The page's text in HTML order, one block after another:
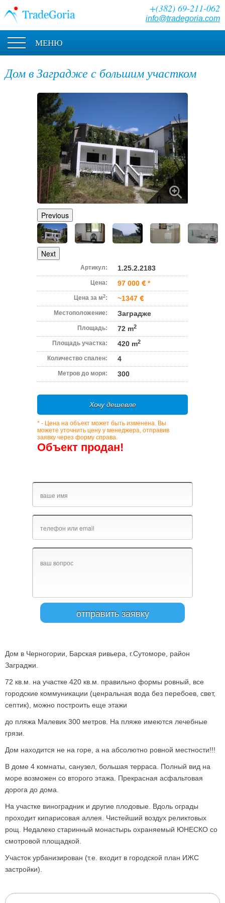
+(382) 69-211-062
info@tradegoria.com
МЕНЮ
Дом в Заградже с большим участком
Previous
Next
Артикул: 1.25.2.2183
Цена: 97 000 *
Цена за м2: ~1347
Местоположение: Заградже
Площадь: 72 m2
Площадь участка: 420 m2
Количество спален: 4
Метров до моря: 300
Хочу дешевле
* - Цена на объект может быть изменена. Вы
можете уточнить цену у менеджера, отправив
заявку через форму справа.
Объект продан!
Дом в Черногории, Барская ривьера, г.Сутоморе, район
Заграджи.
72 кв.м. на участке 420 кв.м. правильно формы ровный, все
городские коммуникации (ценральная вода без перебоев, свет,
септик), можно построить еще этажи
до пляжа Малевик 300 метров. На пляже имеются лечебные
грязи.
Дом находится не на горе, а на абсолютно ровной местности!!!
В доме 4 комнаты, санузел, большая терраса. Полный вид на
море возможен со второго этажа. Прекрасная асфальтовая
дорога до дома.
На участке виноградник и другие плодовые. Вдоль ограды
проходит кипарисовая аллея. Чистейший воздух реликтовых
рощ. Недалеко старинный монастырь охраняемый ЮНЕСКО со
смотровой площадкой.
Участок урбанизирован (т.е. входит в городской план ИЖС
застройки).